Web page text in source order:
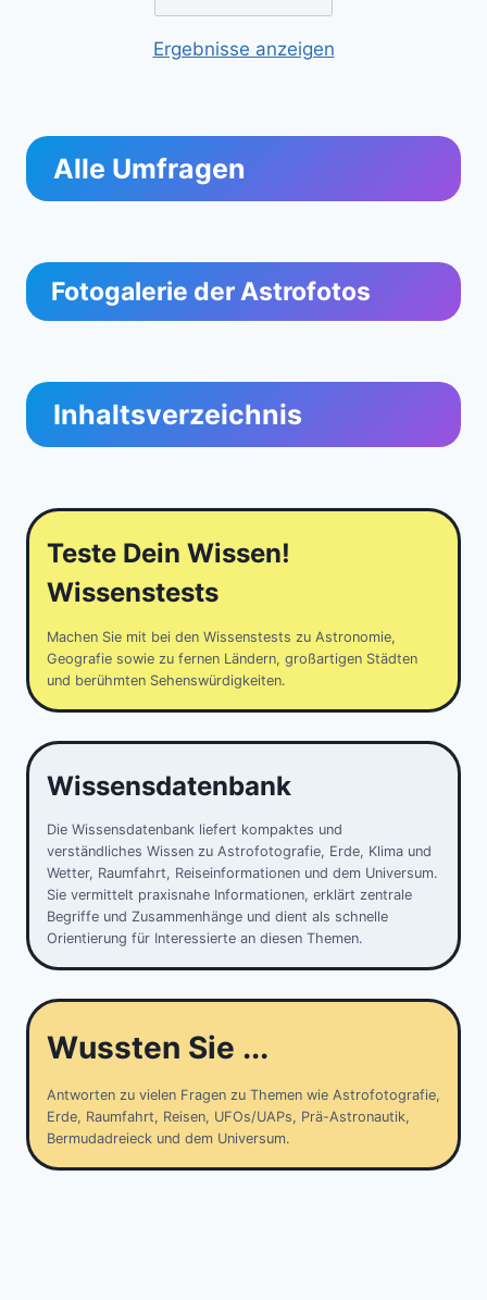
Ergebnisse anzeigen
Alle Umfragen
Fotogalerie der Astrofotos
Inhaltsverzeichnis
Teste Dein Wissen!
Wissenstests
Machen Sie mit bei den Wissenstests zu Astronomie,
Geografie sowie zu fernen Ländern, großartigen Städten
und berühmten Sehenswürdigkeiten.
Wissensdatenbank
Die Wissensdatenbank liefert kompaktes und
verständliches Wissen zu Astrofotografie, Erde, Klima und
Wetter, Raumfahrt, Reiseinformationen und dem Universum.
Sie vermittelt praxisnahe Informationen, erklärt zentrale
Begriffe und Zusammenhänge und dient als schnelle
Orientierung für Interessierte an diesen Themen.
Wussten Sie ...
Antworten zu vielen Fragen zu Themen wie Astrofotografie,
Erde, Raumfahrt, Reisen, UFOs/UAPs, Prä-Astronautik,
Bermudadreieck und dem Universum.